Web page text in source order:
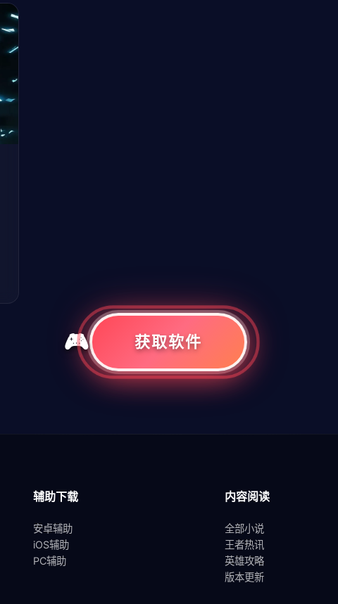
共1页1条
辅助下载
安卓辅助
iOS辅助
PC辅助
内容阅读
全部小说
王者热讯
英雄攻略
版本更新
获取软件